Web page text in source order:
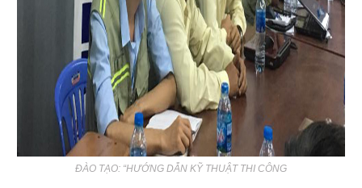
ĐÀO TẠO: “HƯỚNG DẪN KỸ THUẬT THI CÔNG